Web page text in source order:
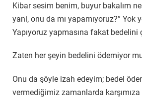
Kibar sesim benim, buyur bakalım
yani, onu da mı yapamıyoruz?” Yok
Yapıyoruz yapmasına fakat bedelini
Zaten her şeyin bedelini ödemiyor
Onu da şöyle izah edeyim; bedel
vermediğimiz zamanlarda karşımıza